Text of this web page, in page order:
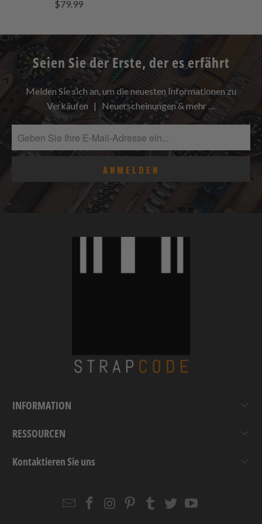
$79.99
Seien Sie der Erste, der es erfährt
Melden Sie sich an, um die neuesten Informationen zu
Verkäufen | Neuerscheinungen & mehr …
INFORMATION
RESSOURCEN
Kontaktieren Sie uns
EmailStrapcode
Strapcode
Strapcode
Strapcode
Strapcode